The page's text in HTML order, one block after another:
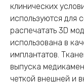
клинических
используются для
распечатать 3D
использована в
имплантатов.
выпуска
четкой внешней и